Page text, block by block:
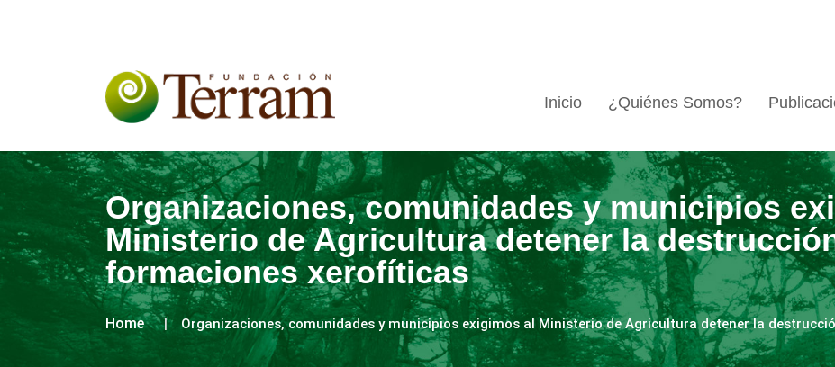
Inicio ¿Quiénes Somos?
Organizaciones, comunidades y municipios
Ministerio de Agricultura detener la
formaciones xerofíticas
Home Organizaciones, comunidades y municipios exigimos al Ministerio de Agricultura detener la